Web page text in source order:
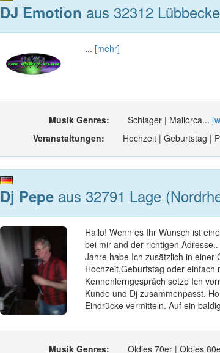
DJ Emotion aus 32312
... [mehr]
Musik Genres: Schlager | Mallorca...
Veranstaltungen:
Hochzeit | Geburtstag |
Dj Pepe aus 32791 Lage
Hallo! Wenn es Ihr Wunsch ist
bei mir and der richtigen
Jahre habe Ich zusätzlich in einer
Hochzeit,Geburtstag oder
Kennenlerngespräch setze Ich
Kunde und Dj zusammenpasst.
Eindrücke vermitteln. Auf ein
Musik Genres: Oldies 70er | Oldies